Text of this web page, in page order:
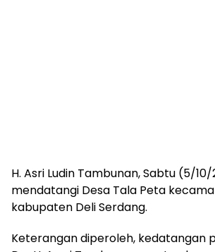
H. Asri Ludin Tambunan, Sabtu (5/
mendatangi Desa Tala Peta
kabupaten Deli Serdang.
Keterangan diperoleh, kedatangan